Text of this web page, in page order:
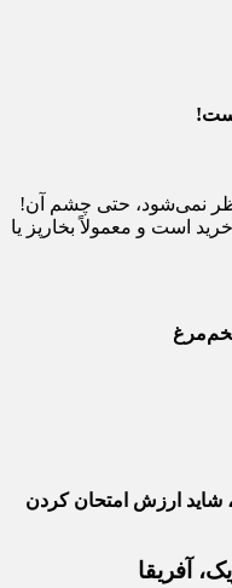
نمی‌شود، حتی چشم آن!
است و معمولاً بخارپز یا
شاید ارزش امتحان کردن